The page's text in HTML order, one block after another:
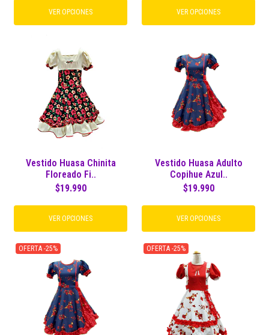
VER OPCIONES VER OPCIONES
Vestido Huasa Chinita
Floreado Fi..
$19.990
VER OPCIONES
Vestido Huasa Adulto
Copihue Azul..
$19.990
VER OPCIONES
OFERTA -25% OFERTA -25%